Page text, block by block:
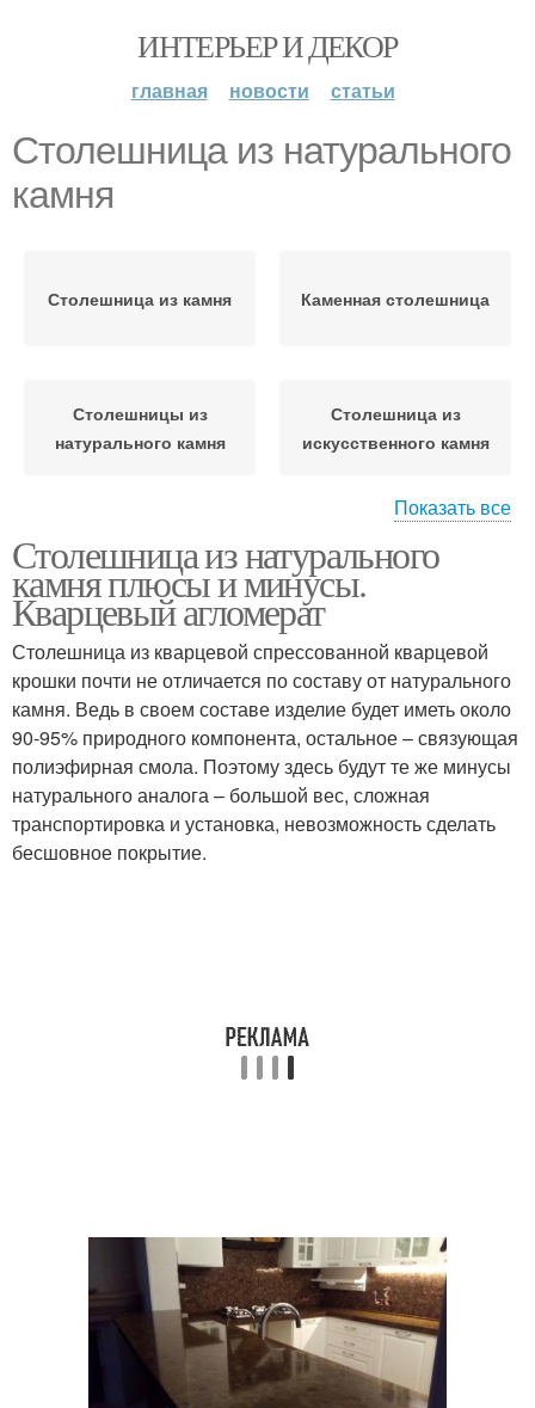
ИНТЕРЬЕР И ДЕКОР
главная новости статьи
Столешница из натурального
камня
Столешница из камня Каменная столешница
Столешницы из
натурального камня
Столешница из
искусственного камня
Акриловый камень
Показать все
Столешница из натурального
камня плюсы и минусы.
Кварцевый агломерат
Столешница из кварцевой спрессованной кварцевой
крошки почти не отличается по составу от натурального
камня. Ведь в своем составе изделие будет иметь около
90-95% природного компонента, остальное – связующая
полиэфирная смола. Поэтому здесь будут те же минусы
натурального аналога – большой вес, сложная
транспортировка и установка, невозможность сделать
бесшовное покрытие.